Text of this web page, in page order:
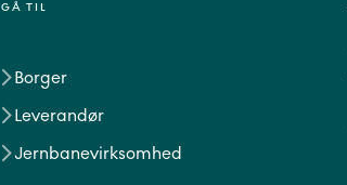
GÅ TIL
Borger
Leverandør
Jernbanevirksomhed